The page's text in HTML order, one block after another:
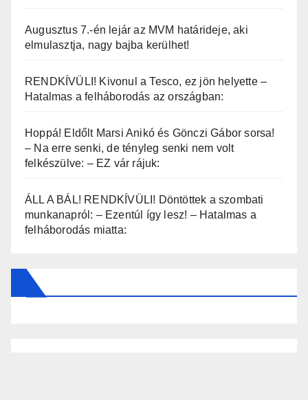
Augusztus 7.-én lejár az MVM határideje, aki
elmulasztja, nagy bajba kerülhet!
RENDKÍVÜLI! Kivonul a Tesco, ez jön helyette –
Hatalmas a felháborodás az országban:
Hoppá! Eldőlt Marsi Anikó és Gönczi Gábor sorsa!
– Na erre senki, de tényleg senki nem volt
felkészülve: – EZ vár rájuk:
ÁLL A BÁL! RENDKÍVÜLI! Döntöttek a szombati
munkanapról: – Ezentúl így lesz! – Hatalmas a
felháborodás miatta: